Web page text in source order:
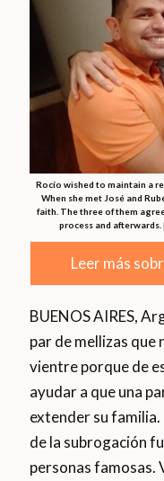
Rocío wished to maintain a
When she met José and
faith. The three of them
process and
Leer más
BUENOS AIRES,
par de mellizas que
vientre porque de
ayudar a que una
extender su familia.
de la subrogación
personas famosas.